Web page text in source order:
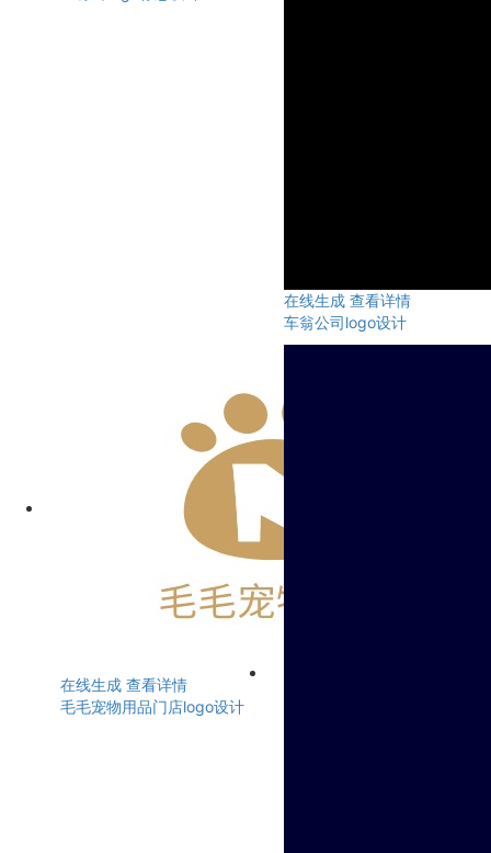
在线生成 查看详情
车翁公司logo设计
在线生成 查看详情
毛毛宠物用品门店logo设计